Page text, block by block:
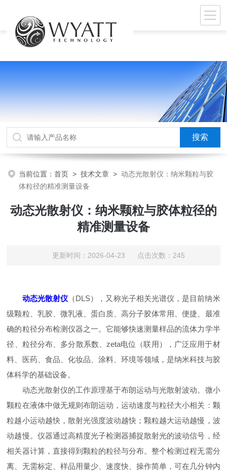
当前位置：首页 >技术文章 >动态光散射仪：纳米颗粒与胶
体粒径的精准测量设备
动态光散射仪：纳米颗粒与胶体粒径的
精准测量设备
更新时间：2026-04-23 点击次数：245
动态光散射仪 （DLS），又称光子相关光谱仪，是目前纳米
级颗粒、乳胶、微乳液、蛋白质、高分子胶体常用、便捷、最准
确的粒径分布检测仪器之一。它能够快速测量样品的流体力学半
径、粒径分布、多分散系数、zeta电位（联用），广泛应用于材
料、医药、食品、化妆品、涂料、环境等领域，是纳米科技与胶
体科学的基础设备。
动态光散射仪的工作原理基于布朗运动与光散射波动。微小
颗粒在液体中做无规则布朗运动，运动速度与粒径大小相关：颗
粒越小运动越快，散射光强度波动越快；颗粒越大运动越慢，波
动越慢。仪器通过高精度光子检测器捕捉散射光的波动信号，经
相关器计算，直接得到颗粒的粒径与分布。整个检测过程无需分
离、无需标定、样品用量少、速度快、操作简单，可在几分钟内